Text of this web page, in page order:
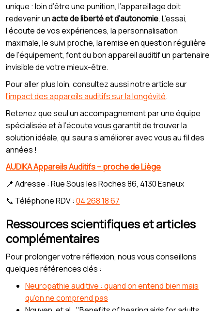
unique : loin d’être une punition, l’appareillage doit
redevenir unacte de liberté et d’autonomie. L’essai,
l’écoute de vos expériences, la personnalisation
maximale, le suivi proche, la remise en question régulière
de l’équipement, font du bon appareil auditif un partenaire
invisible de votre mieux-être.
Pour aller plus loin, consultez aussi notre article sur
l’impact des appareils auditifs sur la longévité.
Retenez que seul un accompagnement par une équipe
spécialisée et à l’écoute vous garantit de trouver la
solution idéale, qui saura s’améliorer avec vous au fil des
années !
AUDIKA Appareils Auditifs – proche de Liège
📍 Adresse : Rue Sous les Roches 86, 4130 Esneux
📞 Téléphone RDV : 04 268 18 67
Ressources scientifiques et articles
complémentaires
Pour prolonger votre réflexion, nous vous conseillons
quelques références clés :
Neuropathie auditive : quand on entend bien mais
qu’on ne comprend pas